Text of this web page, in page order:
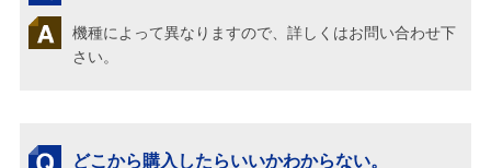
機種によって異なりますので、詳しくはお問い合わせ下
さい。
どこから購入したらいいかわからない。